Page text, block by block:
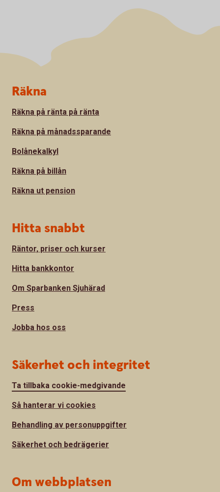
Sidfot
Räkna
Räkna på ränta på ränta
Räkna på månadssparande
Bolånekalkyl
Räkna på billån
Räkna ut pension
Hitta snabbt
Räntor, priser och kurser
Hitta bankkontor
Om Sparbanken Sjuhärad
Press
Jobba hos oss
Säkerhet och integritet
Ta tillbaka cookie-medgivande
Så hanterar vi cookies
Behandling av personuppgifter
Säkerhet och bedrägerier
Om webbplatsen